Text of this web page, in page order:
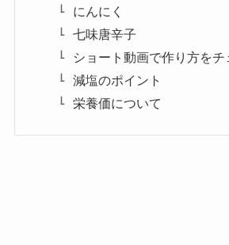
にんにく
七味唐辛子
ショート動画で作り方をチ
減塩のポイント
栄養価について